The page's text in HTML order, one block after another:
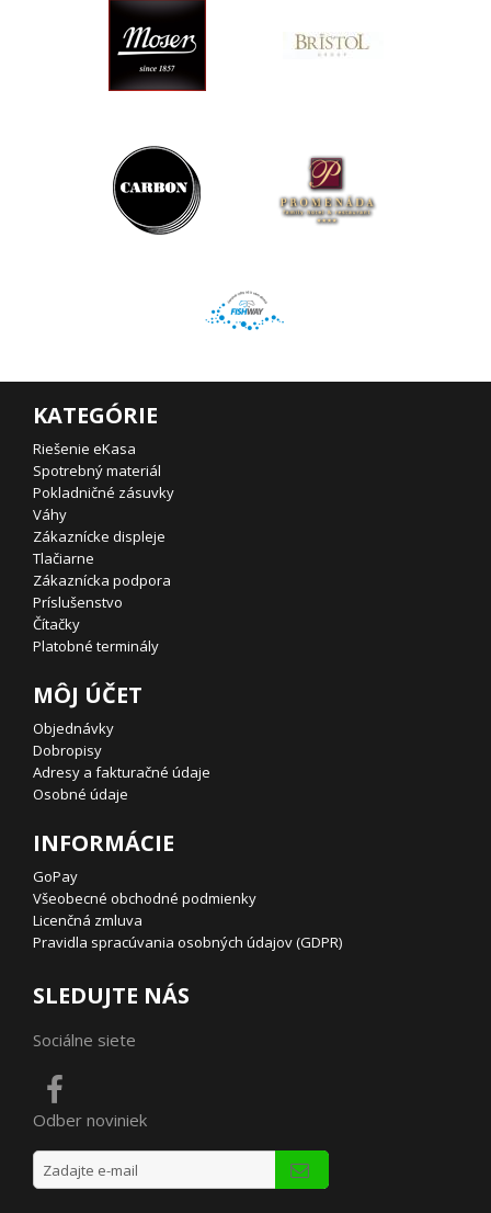
KATEGÓRIE
Riešenie eKasa
Spotrebný materiál
Pokladničné zásuvky
Váhy
Zákaznícke displeje
Tlačiarne
Zákaznícka podpora
Príslušenstvo
Čítačky
Platobné terminály
MÔJ ÚČET
Objednávky
Dobropisy
Adresy a fakturačné údaje
Osobné údaje
INFORMÁCIE
GoPay
Všeobecné obchodné podmienky
Licenčná zmluva
Pravidla spracúvania osobných údajov (GDPR)
SLEDUJTE NÁS
Sociálne siete
Odber noviniek